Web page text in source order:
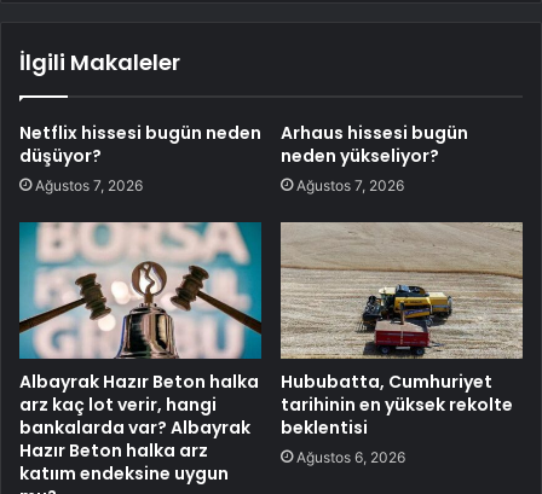
İlgili Makaleler
Netflix hissesi bugün neden
düşüyor?
Ağustos 7, 2026
Arhaus hissesi bugün
neden yükseliyor?
Ağustos 7, 2026
Albayrak Hazır Beton halka
arz kaç lot verir, hangi
bankalarda var? Albayrak
Hazır Beton halka arz
katıım endeksine uygun
Hububatta, Cumhuriyet
tarihinin en yüksek rekolte
beklentisi
Ağustos 6, 2026